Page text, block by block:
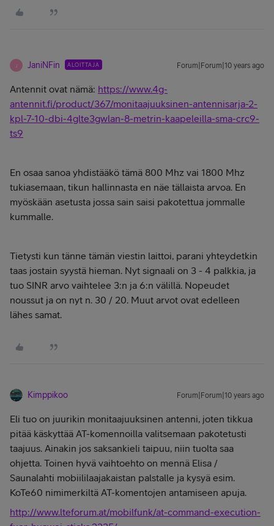
J JaniNFin ALOITTAJA Forum|Forum|10 years ago
Antennit ovat nämä: https://www.4g-
antennit.fi/product/367/monitaajuuksinen-antennisarja-2-
kpl-7-10-dbi-4glte3gwlan-8-metrin-kaapeleilla-sma-crc9-
ts9
En osaa sanoa yhdistääkö tämä 800 Mhz vai 1800 Mhz
tukiasemaan, tikun hallinnasta en näe tällaista arvoa. En
myöskään asetusta jossa sain saisi pakotettua jommalle
kummalle.
Tietysti kun tänne tämän viestin laittoi, parani yhteydetkin
taas jostain syystä hieman. Nyt signaali on 3 - 4 palkkia, ja
tuo SINR arvo vaihtelee 3:n ja 6:n välillä. Nopeudet
noussut ja on nyt n. 30 / 20. Muut arvot ovat edelleen
lähes samat.
Kimppikoo Forum|Forum|10 years ago
Eli tuo on juurikin monitaajuuksinen antenni, joten tikkua
pitää käskyttää AT-komennoilla valitsemaan pakotetusti
taajuus. Ainakin jos saksankieli taipuu, niin tuolta saa
ohjetta. Toinen hyvä vaihtoehto on mennä Elisa /
Saunalahti mobiililaajakaistan palstalle ja kysyä esim.
KoTe60 nimimerkiltä AT-komentojen antamiseen apuja.
http://www.lteforum.at/mobilfunk/at-command-execution-